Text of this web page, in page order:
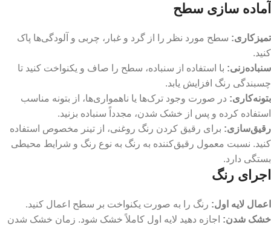
آماده سازی سطح
تمیزکاری: سطح مورد نظر را از گرد و غبار، چربی و آلودگی‌ها پاک
کنید.
سنباده‌زنی: با استفاده از سنباده، سطح را صاف و یکنواخت کنید تا
چسبندگی رنگ افزایش یابد.
بتونه‌کاری: در صورت وجود ترک‌ها یا ناهمواری‌ها، از بتونه مناسب
استفاده کرده و پس از خشک شدن، مجدداً سنباده بزنید.
رقیق‌سازی: برای رقیق کردن رنگ روغنی، از تینر مخصوص استفاده
کنید. نسبت معمول رقیق‌کننده به رنگ به نوع رنگ و شرایط محیطی
بستگی دارد.
اجرای رنگ
اعمال لایه اول: رنگ را به صورت یکنواخت بر سطح اعمال کنید.
خشک شدن: اجازه دهید لایه اول کاملاً خشک شود. زمان خشک شدن